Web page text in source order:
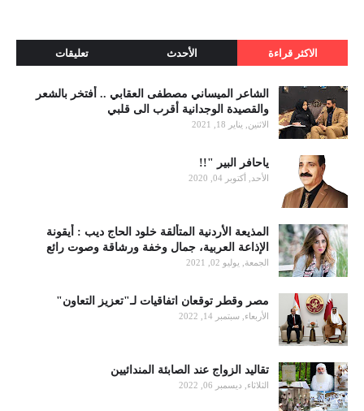
الاكثر قراءة الأحدث تعليقات
الشاعر الميساني مصطفى العقابي .. أفتخر بالشعر
والقصيدة الوجدانية أقرب الى قلبي
الاثنين, يناير 18, 2021
ياحافر البير "!!
الأحد, أكتوبر 04, 2020
المذيعة الأردنية المتألقة خلود الحاج ديب : أيقونة
الإذاعة العربية، جمال وخفة ورشاقة وصوت رائع
الجمعة, يوليو 02, 2021
مصر وقطر توقعان اتفاقيات لـ"تعزيز التعاون"
الأربعاء, سبتمبر 14, 2022
تقاليد الزواج عند الصابئة المندائيين
الثلاثاء, ديسمبر 06, 2022